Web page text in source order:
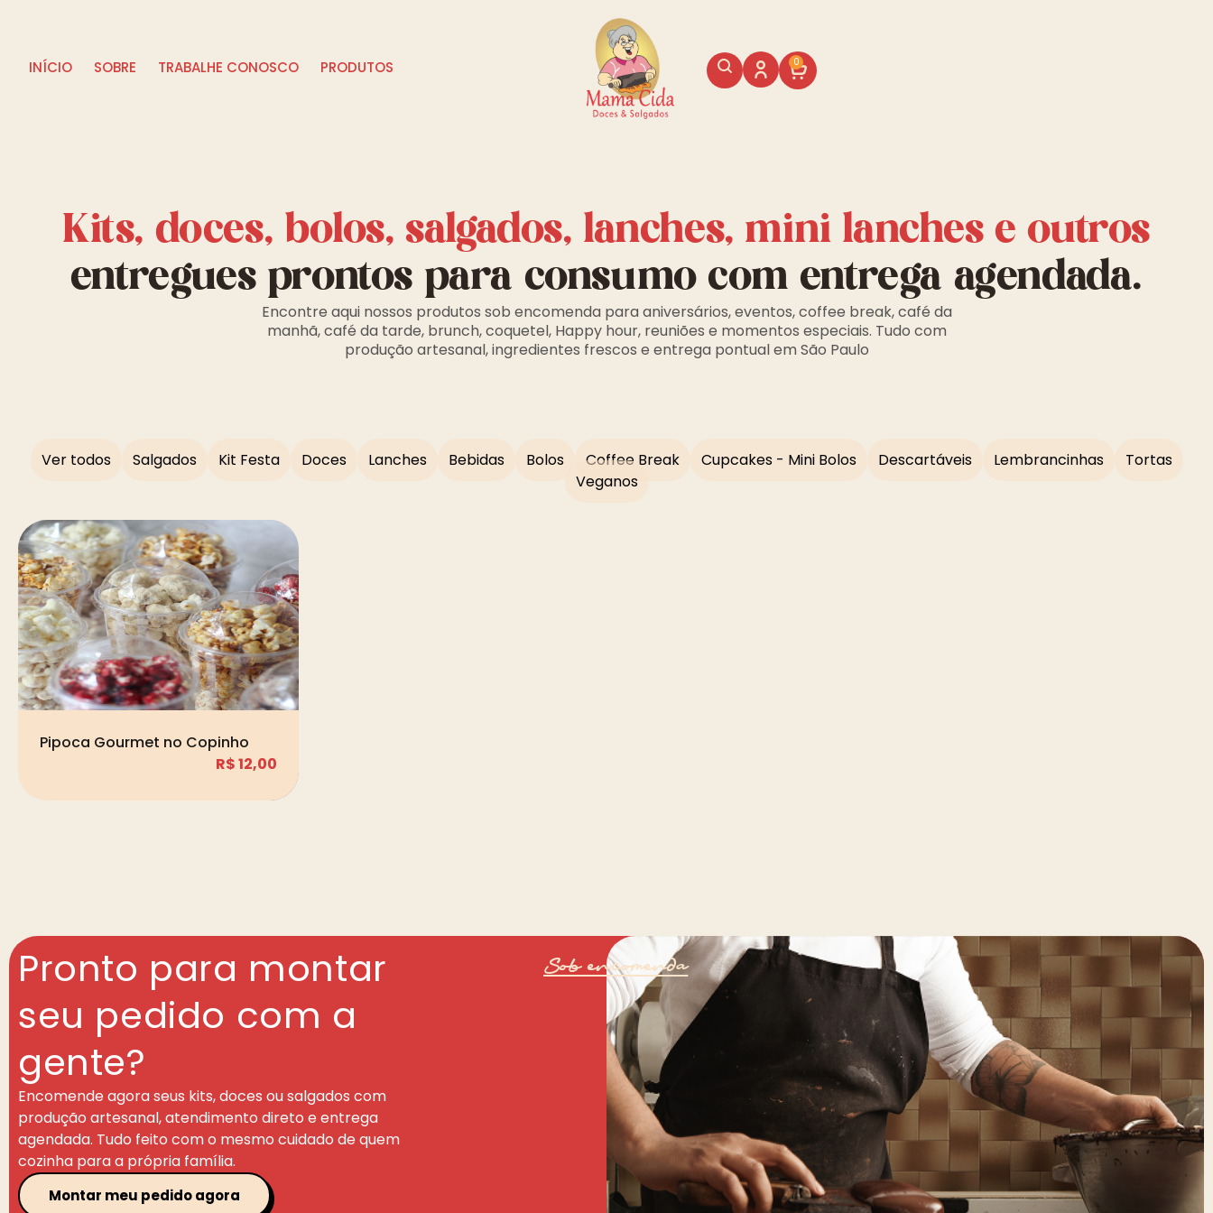
INÍCIO SOBRE TRABALHE CONOSCO PRODUTOS 0
Kits, doces, bolos, salgados, lanches, mini lanches e outros
entregues prontos para consumo com entrega agendada.
Encontre aqui nossos produtos sob encomenda para aniversários, eventos, coffee break, café da
manhã, café da tarde, brunch, coquetel, Happy hour, reuniões e momentos especiais. Tudo com
produção artesanal, ingredientes frescos e entrega pontual em São Paulo
Ver todos Salgados Kit Festa Doces Lanches Bebidas Bolos Coffee Break Cupcakes - Mini Bolos Descartáveis Lembrancinhas
Tortas
Veganos
Pipoca Gourmet no Copinho
R$12,00
Pronto para montar
seu pedido com a
gente?
Encomende agora seus kits, doces ou salgados com
produção artesanal, atendimento direto e entrega
agendada. Tudo feito com o mesmo cuidado de quem
cozinha para a própria família.
Montar meu pedido agora
Sob encomenda